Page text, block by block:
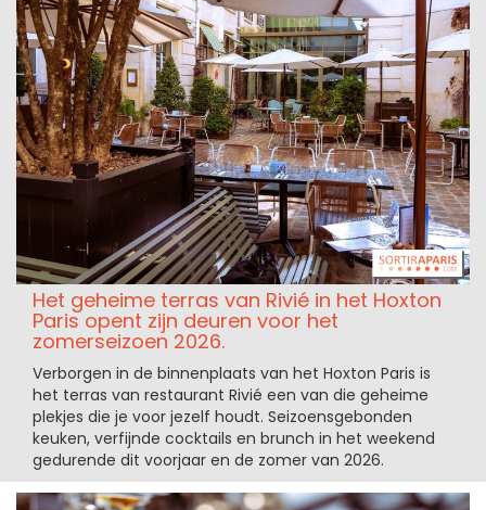
Het geheime terras van Rivié in het Hoxton
Paris opent zijn deuren voor het
zomerseizoen 2026.
Verborgen in de binnenplaats van het Hoxton Paris is
het terras van restaurant Rivié een van die geheime
plekjes die je voor jezelf houdt. Seizoensgebonden
keuken, verfijnde cocktails en brunch in het weekend
gedurende dit voorjaar en de zomer van 2026.